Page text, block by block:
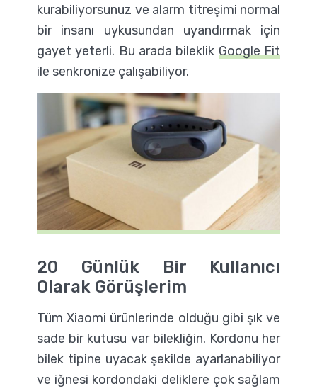
kurabiliyorsunuz ve alarm titreşimi normal
bir insanı uykusundan uyandırmak için
gayet yeterli. Bu arada bileklik Google Fit
ile senkronize çalışabiliyor.
20 Günlük Bir Kullanıcı
Olarak Görüşlerim
Tüm Xiaomi ürünlerinde olduğu gibi şık ve
sade bir kutusu var bilekliğin. Kordonu her
bilek tipine uyacak şekilde ayarlanabiliyor
ve iğnesi kordondaki deliklere çok sağlam